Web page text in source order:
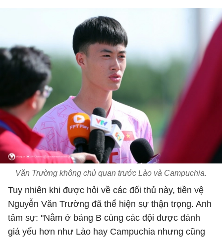
Văn Trường không chủ quan trước Lào và Campuchia.
Tuy nhiên khi được hỏi về các đối thủ này, tiền vệ
Nguyễn Văn Trường đã thể hiện sự thận trọng. Anh
tâm sự: "Nằm ở bảng B cùng các đội được đánh
giá yếu hơn như Lào hay Campuchia nhưng cũng